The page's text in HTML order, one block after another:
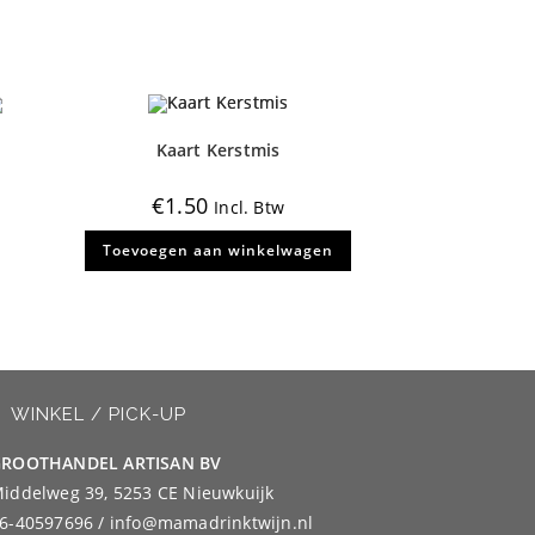
Kaart Kerstmis
€1.50 Incl. Btw
Toevoegen aan winkelwagen
WINKEL / PICK-UP
ARTISAN BV
39, 5253 CE Nieuwkuijk
40597696 / info@mamadrinktwijn.nl